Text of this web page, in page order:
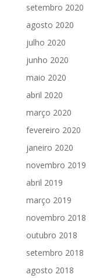
setembro 2020
agosto 2020
julho 2020
junho 2020
maio 2020
abril 2020
março 2020
fevereiro 2020
janeiro 2020
novembro 2019
abril 2019
março 2019
novembro 2018
outubro 2018
setembro 2018
agosto 2018